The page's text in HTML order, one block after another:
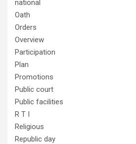
national
Oath
Orders
Overview
Participation
Plan
Promotions
Public court
Public facilities
R T I
Religious
Republic day